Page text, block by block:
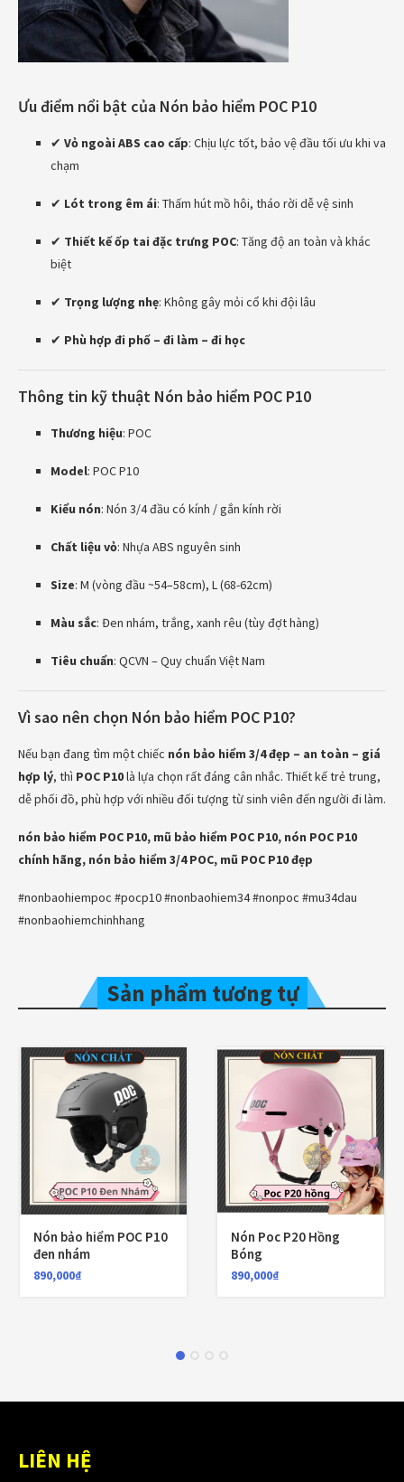
Ưu điểm nổi bật của Nón bảo hiểm POC P10
✔ Vỏ ngoài ABS cao cấp: Chịu lực tốt, bảo vệ đầu tối ưu khi va
chạm
✔ Lót trong êm ái: Thấm hút mồ hôi, tháo rời dễ vệ sinh
✔ Thiết kế ốp tai đặc trưng POC: Tăng độ an toàn và khác
biệt
✔ Trọng lượng nhẹ: Không gây mỏi cổ khi đội lâu
✔ Phù hợp đi phố – đi làm – đi học
Thông tin kỹ thuật Nón bảo hiểm POC P10
Thương hiệu: POC
Model: POC P10
Kiểu nón: Nón 3/4 đầu có kính / gắn kính rời
Chất liệu vỏ: Nhựa ABS nguyên sinh
Size: M (vòng đầu ~54–58cm), L (68-62cm)
Màu sắc: Đen nhám, trắng, xanh rêu (tùy đợt hàng)
Tiêu chuẩn: QCVN – Quy chuẩn Việt Nam
Vì sao nên chọn Nón bảo hiểm POC P10?
Nếu bạn đang tìm một chiếc nón bảo hiểm 3/4 đẹp – an toàn – giá
hợp lý, thì POC P10là lựa chọn rất đáng cân nhắc. Thiết kế trẻ trung,
dễ phối đồ, phù hợp với nhiều đối tượng từ sinh viên đến người đi làm.
nón bảo hiểm POC P10, mũ bảo hiểm POC P10, nón POC P10
chính hãng, nón bảo hiểm 3/4 POC, mũ POC P10 đẹp
#nonbaohiempoc #pocp10 #nonbaohiem34 #nonpoc #mu34dau
#nonbaohiemchinhhang
Sản phẩm tương tự
Nón bảo hiểm POC P10
đen nhám
890,000₫
Nón Poc P20 Hồng
Bóng
890,000₫
LIÊN HỆ